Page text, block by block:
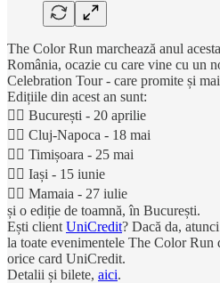
The Color Run marchează anul
România, ocazie cu care vine cu un
Celebration Tour - care promite și
Edițiile din acest an sunt:
🏃‍♂️ București - 20 aprilie
🏃‍♀️ Cluj-Napoca - 18 mai
🏃‍♂️ Timișoara - 25 mai
🏃‍♀️ Iași - 15 iunie
🏃‍♂️ Mamaia - 27 iulie
și o ediție de toamnă, în București.
Ești client UniCredit? Dacă da,
la toate evenimentele The Color Run
orice card UniCredit.
Detalii și bilete, aici.